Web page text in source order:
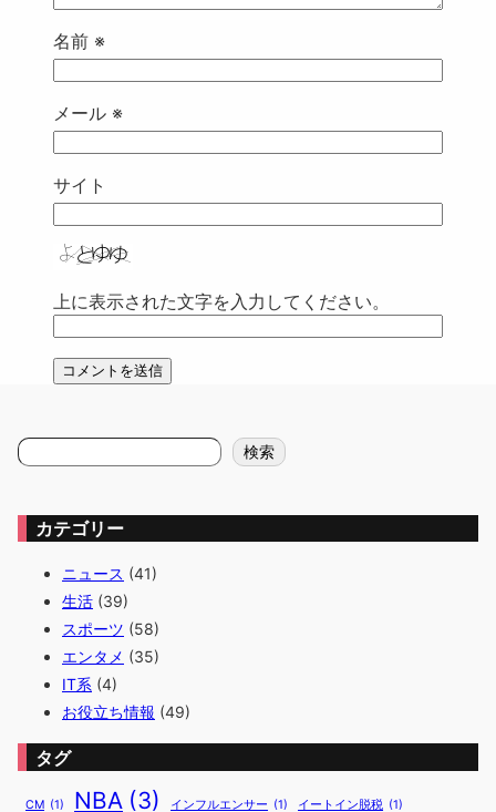
名前 ※
メール ※
サイト
上に表示された文字を入力してください。
検
索
検索
カテゴリー
ニュース (41)
生活 (39)
スポーツ (58)
エンタメ (35)
IT系 (4)
お役立ち情報 (49)
タグ
CM (1) NBA (3) インフルエンサー (1) イートイン脱税 (1)